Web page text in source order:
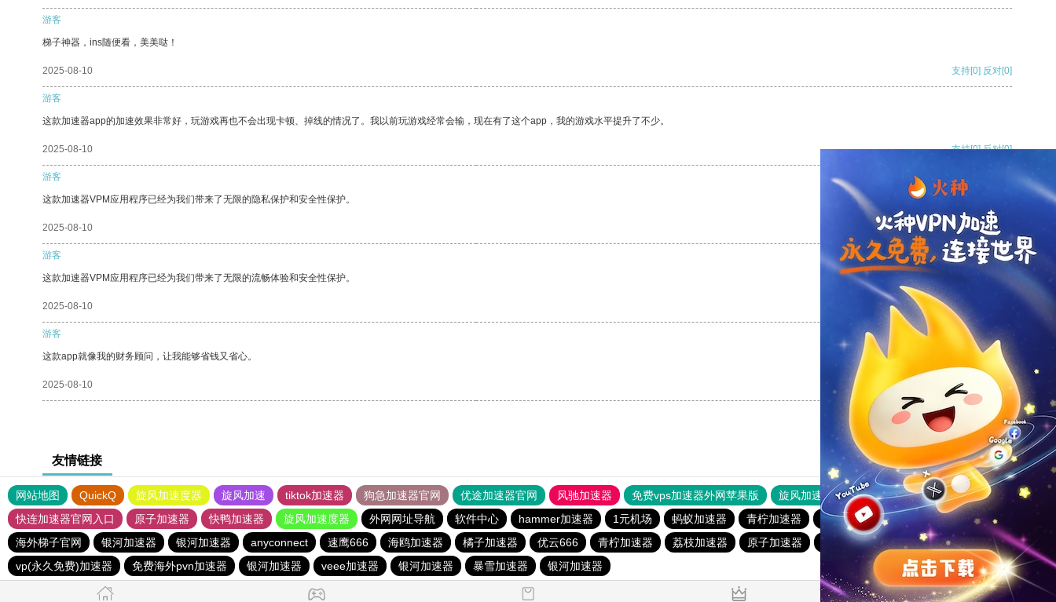
游客
梯子神器，ins随便看，美美哒！
2025-08-10 支持[0] 反对[0]
游客
这款加速器app的加速效果非常好，玩游戏再也不会出现卡顿、掉线的情况了。我以前玩游戏经常会输，现在有了这个app，我的游戏水平提升了不少。
2025-08-10 支持[0] 反对[0]
游客
这款加速器VPM应用程序已经为我们带来了无限的隐私保护和安全性保护。
2025-08-10 支持[0] 反对
游客
这款加速器VPM应用程序已经为我们带来了无限的流畅体验和安全性保护。
2025-08-10 支持
游客
这款app就像我的财务顾问，让我能够省钱又省心。
2025-08-10 支持 反对 [0]
友情链接
网站地图 QuickQ 旋风加速度器 旋风加速 tiktok加速器 狗急加速器官网 优途加速器官网 风驰加速器 免费vps加速器外网苹果版 旋风加速度器
快连加速器
快连加速器官网入口
原子加速器 快鸭加速器 旋风加速度器 外网网址导航 软件中心 hammer加速器 1元机场 蚂蚁加速器 青柠加速器 蜜蜂加速器 anyconnect
abc加速器
海外梯子官网
银河加速器 银河加速器 anyconnect 速鹰666 海鸥加速器 橘子加速器 优云666 青柠加速器 荔枝加速器 原子加速器 vp(永久免费)加速器
白鲸加速器
vp(永久免费)加速器
免费海外pvn加速器 银河加速器 veee加速器 银河加速器 暴雪加速器 银河加速器